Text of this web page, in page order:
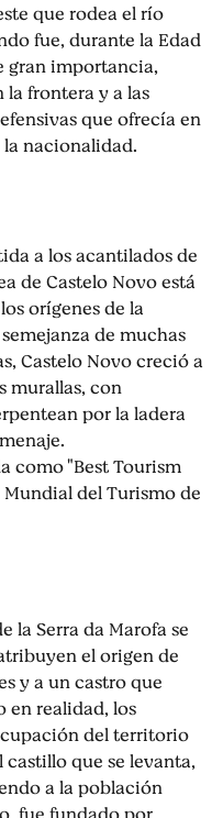
que rodea el río
fue, durante la Edad
gran importancia,
frontera y a las
que ofrecía en
nacionalidad.
a los acantilados de
de Castelo Novo está
orígenes de la
de muchas
Castelo Novo creció a
murallas, con
por la ladera
como "Best Tourism
del Turismo de
la Serra da Marofa se
el origen de
y a un castro que
en realidad, los
del territorio
castillo que se levanta,
a la población